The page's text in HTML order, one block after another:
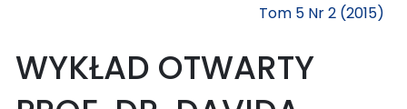
Tom 5 Nr 2 (2015)
WYKŁAD OTWARTY